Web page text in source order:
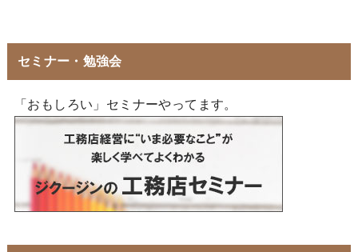
セミナー・勉強会
「おもしろい」セミナーやってます。